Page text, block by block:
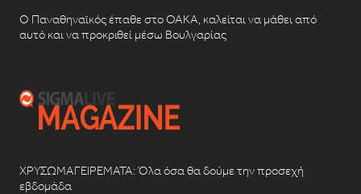
Ο Παναθηναϊκός έπαθε στο ΟΑΚΑ, καλείται να μάθει από
αυτό και να προκριθεί μέσω Βουλγαρίας
ΧΡΥΣΩΜΑΓΕΙΡΕΜΑΤΑ: Όλα όσα θα δούμε την προσεχή
εβδομάδα